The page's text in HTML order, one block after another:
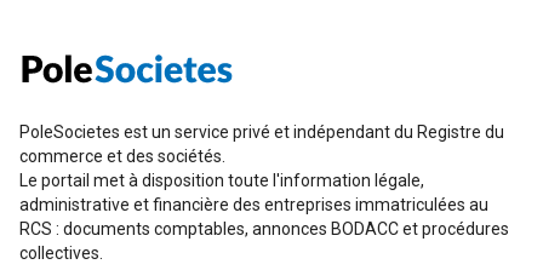
PoleSocietes est un service privé et indépendant du Registre du
commerce et des sociétés.
Le portail met à disposition toute l'information légale,
administrative et financière des entreprises immatriculées au
RCS : documents comptables, annonces BODACC et procédures
collectives.